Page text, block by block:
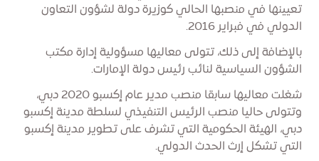
تعيينها في منصبها الحالي كوزيرة دولة لشؤون التعاون
الدولي في فبراير 2016.
بالإضافة إلى ذلك، تتولى معاليها مسؤولية إدارة مكتب
الشؤون السياسية لنائب رئيس دولة الإمارات.
شغلت معاليها سابقا منصب مدير عام إكسبو 2020 دبي،
وتتولى حاليا منصب الرئيس التنفيذي لسلطة مدينة إكسبو
دبي، الهيئة الحكومية التي تشرف على تطوير مدينة إكسبو
التي تشكل إرث الحدث الدولي.